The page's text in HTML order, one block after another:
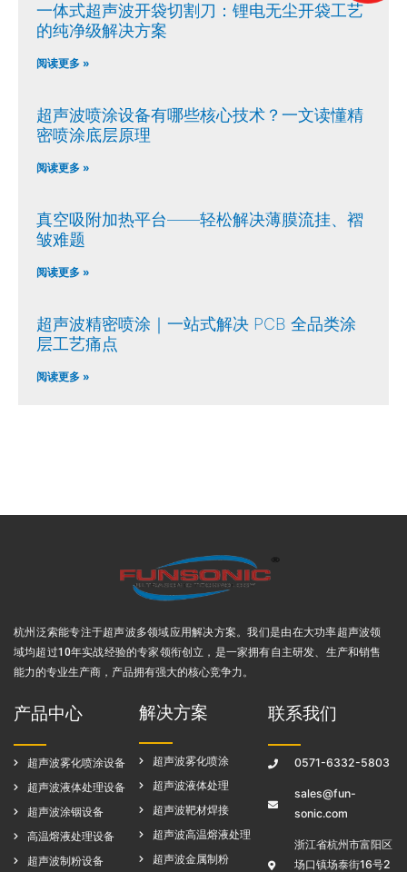
一体式超声波开袋切割刀：锂电无尘开袋工艺
的纯净级解决方案
阅读更多 »
超声波喷涂设备有哪些核心技术？一文读懂精
密喷涂底层原理
阅读更多 »
真空吸附加热平台——轻松解决薄膜流挂、褶
皱难题
阅读更多 »
超声波精密喷涂｜一站式解决 PCB 全品类涂
层工艺痛点
阅读更多 »
杭州泛索能专注于超声波多领域应用解决方案。我们是由在大功率超声波领
域均超过10年实战经验的专家领衔创立，是一家拥有自主研发、生产和销售
能力的专业生产商，产品拥有强大的核心竞争力。
产品中心
超声波雾化喷涂设备
超声波液体处理设备
超声波涂铟设备
高温熔液处理设备
超声波制粉设备
解决方案
超声波雾化喷涂
超声波液体处理
超声波靶材焊接
超声波高温熔液处理
超声波金属制粉
联系我们
0571-6332-5803
sales@fun-
sonic.com
浙江省杭州市富阳区
场口镇场泰街16号2